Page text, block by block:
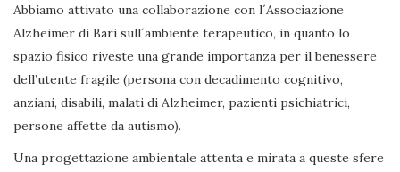
Abbiamo attivato una collaborazione con l´Associazione
Alzheimer di Bari sull´ambiente terapeutico, in quanto lo
spazio fisico riveste una grande importanza per il benessere
dell’utente fragile (persona con decadimento cognitivo,
anziani, disabili, malati di Alzheimer, pazienti psichiatrici,
persone affette da autismo).
Una progettazione ambientale attenta e mirata a queste sfere